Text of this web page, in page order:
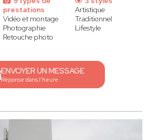
prestations
Vidéo et montage
Photographie
Retouche photo
Artistique
Traditionnel
Lifestyle
ENVOYER UN MESSAGE
Réponse dans l'heure